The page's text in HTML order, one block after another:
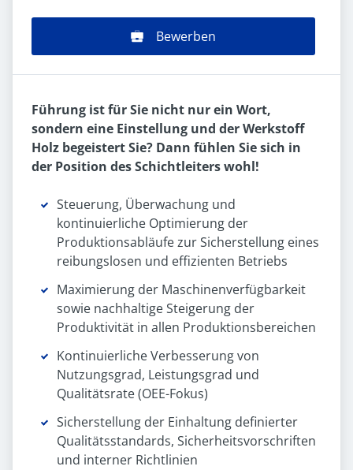
Bewerben
Führung ist für Sie nicht nur ein Wort,
sondern eine Einstellung und der Werkstoff
Holz begeistert Sie? Dann fühlen Sie sich in
der Position des Schichtleiters wohl!
Steuerung, Überwachung und
kontinuierliche Optimierung der
Produktionsabläufe zur Sicherstellung eines
reibungslosen und effizienten Betriebs
Maximierung der Maschinenverfügbarkeit
sowie nachhaltige Steigerung der
Produktivität in allen Produktionsbereichen
Kontinuierliche Verbesserung von
Nutzungsgrad, Leistungsgrad und
Qualitätsrate (OEE-Fokus)
Sicherstellung der Einhaltung definierter
Qualitätsstandards, Sicherheitsvorschriften
und interner Richtlinien